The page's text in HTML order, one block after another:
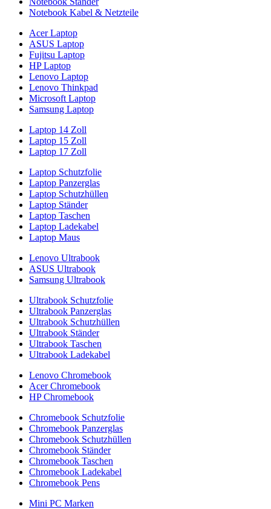
Notebook Kabel & Netzteile
Acer Laptop
ASUS Laptop
Fujitsu Laptop
HP Laptop
Lenovo Laptop
Lenovo Thinkpad
Microsoft Laptop
Samsung Laptop
Laptop 14 Zoll
Laptop 15 Zoll
Laptop 17 Zoll
Laptop Schutzfolie
Laptop Panzerglas
Laptop Schutzhüllen
Laptop Ständer
Laptop Taschen
Laptop Ladekabel
Laptop Maus
Lenovo Ultrabook
ASUS Ultrabook
Samsung Ultrabook
Ultrabook Schutzfolie
Ultrabook Panzerglas
Ultrabook Schutzhüllen
Ultrabook Ständer
Ultrabook Taschen
Ultrabook Ladekabel
Lenovo Chromebook
Acer Chromebook
HP Chromebook
Chromebook Schutzfolie
Chromebook Panzerglas
Chromebook Schutzhüllen
Chromebook Ständer
Chromebook Taschen
Chromebook Ladekabel
Chromebook Pens
Mini PC Marken